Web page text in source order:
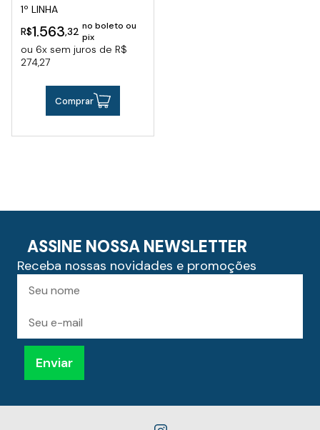
1º LINHA
R$1.563,32 no boleto ou
pix
ou 6x sem juros de R$
274,27
Comprar
ASSINE NOSSA NEWSLETTER
Receba nossas novidades e promoções
receber
mail
Enviar